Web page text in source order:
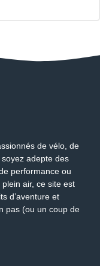
de vélo, de
adepte des
performance ou
air, ce site est
d’aventure et
pas (ou un coup de